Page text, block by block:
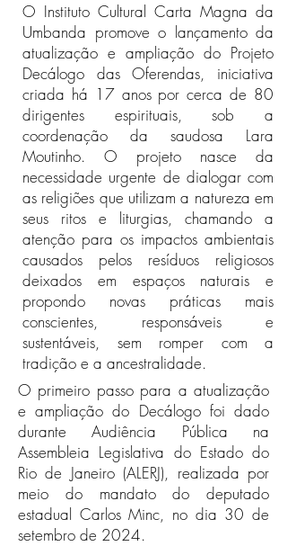
O Instituto Cultural Carta Magna da
Umbanda promove o lançamento da
atualização e ampliação do Projeto
Decálogo das Oferendas, iniciativa
criada há 17 anos por cerca de 80
dirigentes espirituais, sob a
coordenação da saudosa Lara
Moutinho. O projeto nasce da
necessidade urgente de dialogar com
as religiões que utilizam a natureza em
seus ritos e liturgias, chamando a
atenção para os impactos ambientais
causados pelos resíduos religiosos
deixados em espaços naturais e
propondo novas práticas mais
conscientes, responsáveis e
sustentáveis, sem romper com a
tradição e a ancestralidade.
O primeiro passo para a atualização
e ampliação do Decálogo foi dado
durante Audiência Pública na
Assembleia Legislativa do Estado do
Rio de Janeiro (ALERJ), realizada por
meio do mandato do deputado
estadual Carlos Minc, no dia 30 de
setembro de 2024.